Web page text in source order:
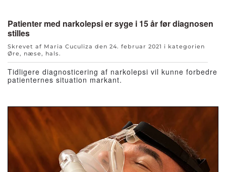
Patienter med narkolepsi er syge i 15 år før diagnosen
stilles
Skrevet af Maria Cuculiza den 24. februar 2021 i kategorien
Øre, næse, hals.
Tidligere diagnosticering af narkolepsi vil kunne forbedre
patienternes situation markant.